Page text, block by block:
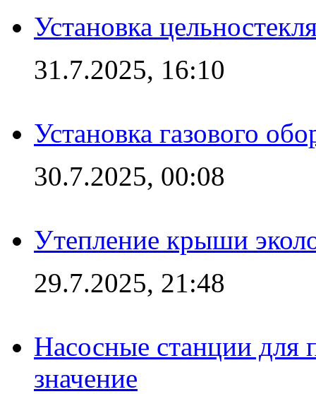
Установка
31.7.2025, 16:10
Установка газового
30.7.2025, 00:08
Утепление крыши
29.7.2025, 21:48
Насосные станции для
значение